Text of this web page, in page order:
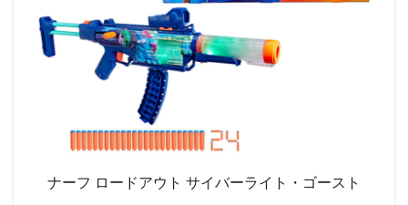
ナーフ ロードアウト サイバーライト・ゴースト